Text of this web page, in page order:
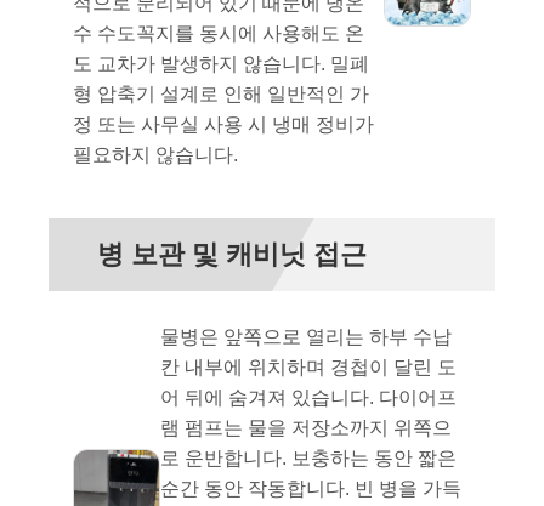
수 수도꼭지를 동시에 사용해도 온
도 교차가 발생하지 않습니다. 밀폐
형 압축기 설계로 인해 일반적인 가
정 또는 사무실 사용 시 냉매 정비가
필요하지 않습니다.
병 보관 및 캐비닛 접근
물병은 앞쪽으로 열리는 하부 수납
칸 내부에 위치하며 경첩이 달린 도
어 뒤에 숨겨져 있습니다. 다이어프
램 펌프는 물을 저장소까지 위쪽으
로 운반합니다. 보충하는 동안 짧은
순간 동안 작동합니다. 빈 병을 가득